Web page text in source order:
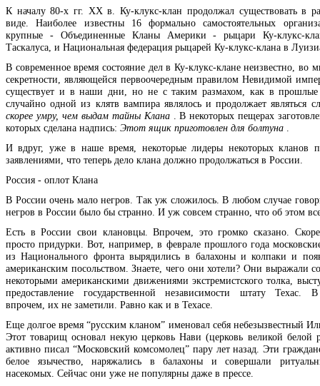
К началу 80-х гг. ХХ в. Ку-клукс-клан продолжал существовать в
виде. Наиболее известны 16 формально самостоятельных
крупные - Объединенные Кланы Америки - рыцари Ку-клукс-
Таскалуса, и Национальная федерация рыцарей Ку-клукс-клана в
В современное время состояние дел в Ку-клукс-клане неизвестно, во
секретности, являющейся первоочередным правилом Невидимой
существует и в наши дни, но не с таким размахом, как в
случайно одной из клятв вампира являлось и продолжает являться
скорее умру, чем выдам тайны Клана. В некоторых пещерах
которых сделана надпись: Этот ящик приготовлен для болтуна
И вдруг, уже в наше время, некоторые лидеры некоторых кланов
заявлениями, что теперь дело клана должно продолжаться в России.
Россия - оплот Клана
В России очень мало негров. Так уж сложилось. В любом случае
негров в России было бы странно. И уж совсем странно, что об этом
Есть в России свои клановцы. Впрочем, это громко сказано.
просто придурки. Вот, например, в феврале прошлого года
из Национального фронта вырядились в балахоны и колпаки и
американским посольством. Знаете, чего они хотели? Они выражали
некоторыми американскими движениями экстремистского толка,
предоставление государственной независимости штату Техас. В
впрочем, их не заметили. Равно как и в Техасе.
Еще долгое время “русским кланом” именовал себя небезызвестный
Этот товарищ основал некую церковь Нави (церковь великой белой
активно писал “Московский комсомолец” пару лет назад. Эти
белое язычество, наряжались в балахоны и совершали
насекомых. Сейчас они уже не популярны даже в прессе.